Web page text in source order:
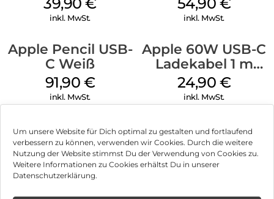
Um unsere Website für Dich optimal zu gestalten und fortlaufend
verbessern zu können, verwenden wir Cookies. Durch die weitere
Nutzung der Website stimmst Du der Verwendung von Cookies zu.
Weitere Informationen zu Cookies erhältst Du in unserer
Datenschutzerklärung.
inkl. MwSt. inkl. MwSt.
Apple Pencil USB-
C Weiß
91,90 €
inkl. MwSt.
Apple 60W USB-C
Ladekabel 1 m
Weiß
24,90 €
inkl. MwSt.
Impressum